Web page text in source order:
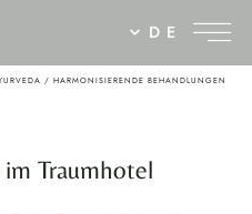
DE
/HARMONISIERENDE BEHANDLUNGEN
Traumhotel